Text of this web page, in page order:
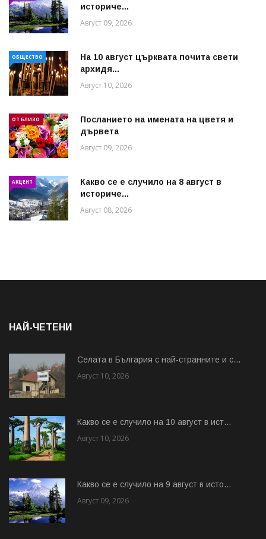
историче...
Август 09, 2026
ОБЩЕСТВО
На 10 август църквата почита свети
архидя...
Август 10, 2026
ОТ БЛИЗО
Посланието на имената на цветя и
дървета
Август 09, 2026
АКЦЕНТ
Какво се е случило на 8 август в
историче...
Август 08, 2026
НАЙ-ЧЕТЕНИ
Cелата в България с най-странните и с...
Август 10, 2026
Какво се е случило на 10 август в ист...
Август 10, 2026
Какво се е случило на 9 август в исто...
Август 09, 2026